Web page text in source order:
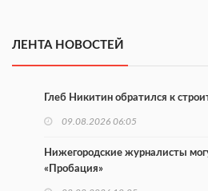
ЛЕНТА НОВОСТЕЙ
Глеб Никитин обратился к
09.08.2026 06:05
Нижегородские журналисты
«Пробация»